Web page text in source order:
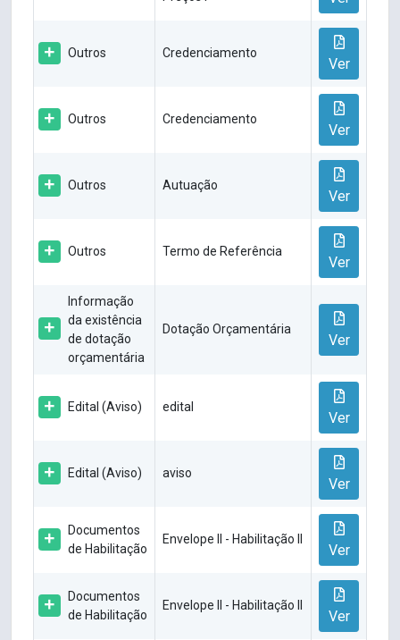
Outros Credenciamento
Ver
Outros Credenciamento
Ver
Outros Autuação
Ver
Outros Termo de Referência
Ver
Informação
da existência
de dotação
orçamentária
Dotação Orçamentária
Ver
Edital (Aviso) edital
Ver
Edital (Aviso) aviso
Ver
Documentos
de Habilitação
Envelope II - Habilitação II
Ver
Documentos
de Habilitação
Envelope II - Habilitação II
Ver